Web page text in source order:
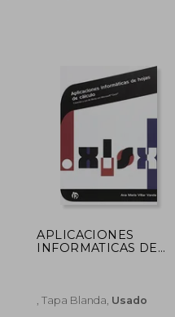
APLICACIONES
INFORMATICAS DE
, Tapa Blanda, Usado